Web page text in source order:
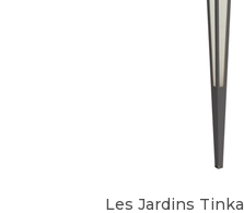
Les Jardins